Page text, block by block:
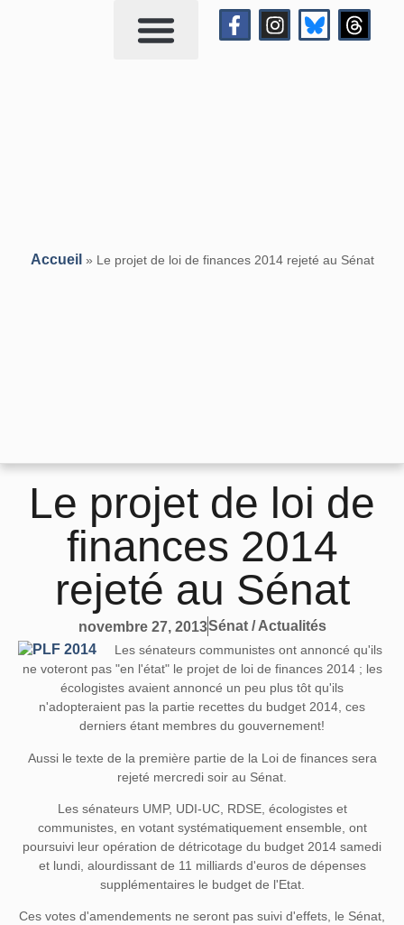
Accueil » Le projet de loi de finances 2014 rejeté au Sénat
Le projet de loi de
finances 2014
rejeté au Sénat
novembre 27, 2013Sénat / Actualités
Les sénateurs communistes ont annoncé qu'ils
ne voteront pas "en l'état" le projet de loi de finances 2014 ; les
écologistes avaient annoncé un peu plus tôt qu'ils
n'adopteraient pas la partie recettes du budget 2014, ces
derniers étant membres du gouvernement!
Aussi le texte de la première partie de la Loi de finances sera
rejeté mercredi soir au Sénat.
Les sénateurs UMP, UDI-UC, RDSE, écologistes et
communistes, en votant systématiquement ensemble, ont
poursuivi leur opération de détricotage du budget 2014 samedi
et lundi, alourdissant de 11 milliards d'euros de dépenses
supplémentaires le budget de l'Etat.
Ces votes d'amendements ne seront pas suivi d'effets, le Sénat,